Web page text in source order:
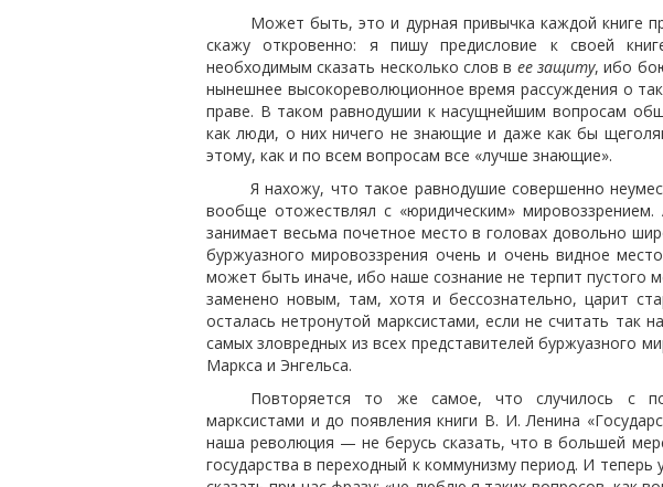
Может быть, это и дурная привычка каждой книге
скажу откровенно: я пишу предисловие к своей
необходимым сказать несколько слов в ее защиту, ибо
нынешнее высокореволюционное время рассуждения о
праве. В таком равнодушии к насущнейшим вопросам
как люди, о них ничего не знающие и даже как бы
этому, как и по всем вопросам все «лучше знающие».
Я нахожу, что такое равнодушие совершенно
вообще отожествлял с «юридическим»
занимает весьма почетное место в головах довольно
буржуазного мировоззрения очень и очень видное
может быть иначе, ибо наше сознание не терпит пустого
заменено новым, там, хотя и бессознательно, царит
осталась нетронутой марксистами, если не считать так
самых зловредных из всех представителей буржуазного
Маркса и Энгельса.
Повторяется то же самое, что случилось с
марксистами и до появления книги В. И. Ленина
наша революция — не берусь сказать, что в большей
государства в переходный к коммунизму период. И теперь